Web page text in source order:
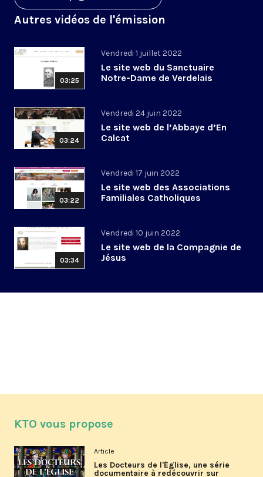
Autres vidéos de l'émission
03:25
Vendredi 1 juillet 2022
Le site web du Sanctuaire
Notre-Dame de Verdelais
03:24
Vendredi 24 juin 2022
Le site web de l’Abbaye d’En
Calcat
03:22
Vendredi 17 juin 2022
Le site web des Associations
Familiales Catholiques
03:34
Vendredi 10 juin 2022
Le site web de la Compagnie de
Jésus
KTO vous propose
Article
Les Docteurs de l'Église, une série
documentaire à redécouvrir sur